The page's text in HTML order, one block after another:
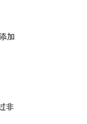
加
非